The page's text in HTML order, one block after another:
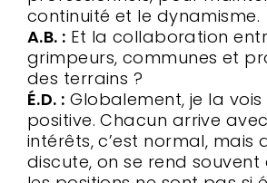
continuité et le dynamisme.
A.B. : Et la collaboration
grimpeurs, communes et
des terrains ?
É.D. : Globalement, je la
positive. Chacun arrive
intérêts, c’est normal, mais
discute, on se rend